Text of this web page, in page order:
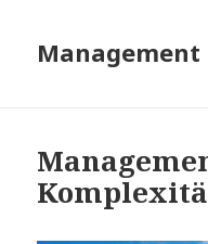
Management